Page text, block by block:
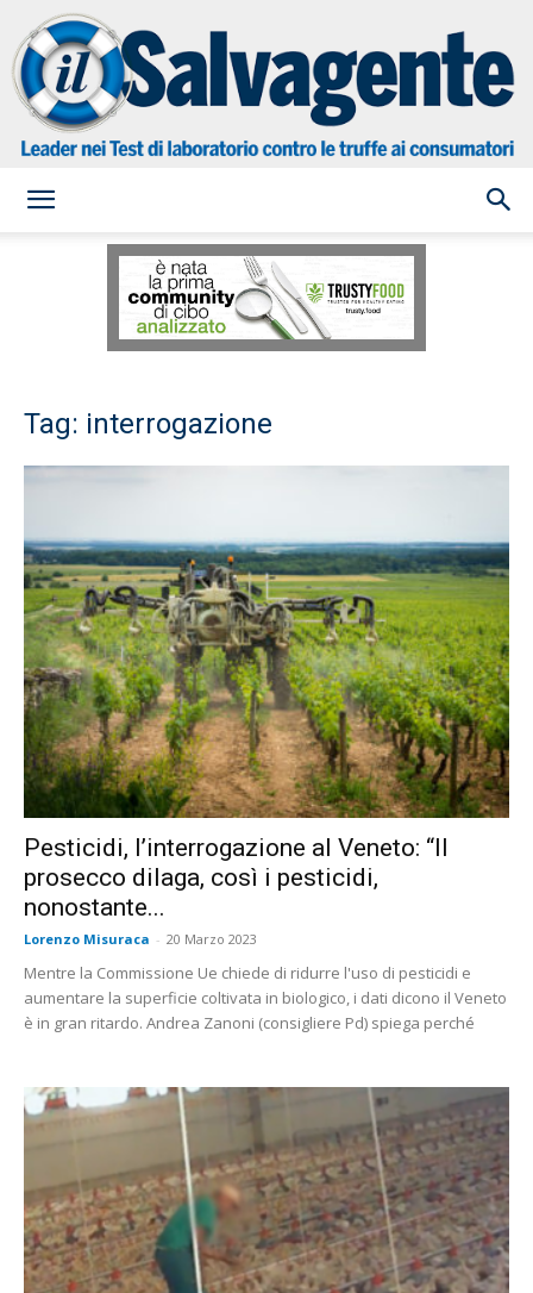
Salvagente
Tag: interrogazione
Pesticidi, l’interrogazione al Veneto: “Il
prosecco dilaga, così i pesticidi,
nonostante...
Lorenzo Misuraca - 20 Marzo 2023
Mentre la Commissione Ue chiede di ridurre l'uso di pesticidi e
aumentare la superficie coltivata in biologico, i dati dicono il Veneto
è in gran ritardo. Andrea Zanoni (consigliere Pd) spiega perché